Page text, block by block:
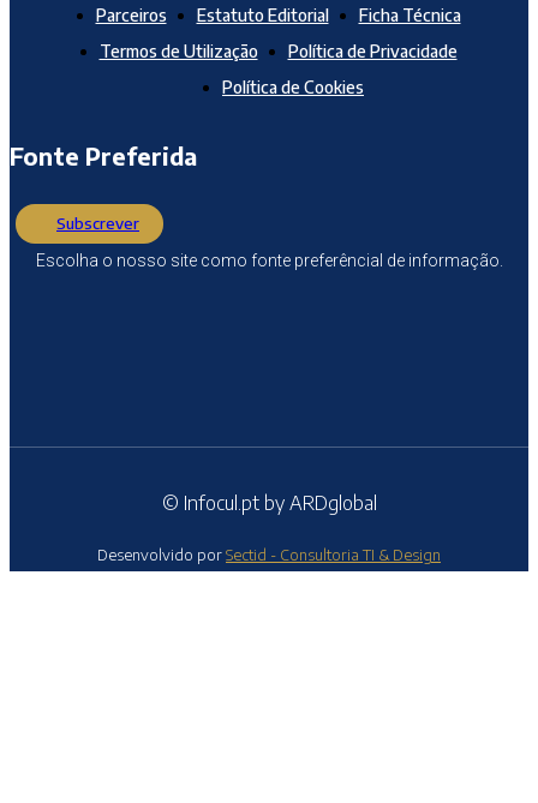
Parceiros Estatuto Editorial
Ficha Técnica
Termos de Utilização
Política de Privacidade
Política de Cookies
Fonte Preferida
Subscrever
Escolha o nosso site como fonte preferêncial de informação.
© Infocul.pt by ARDglobal
Desenvolvido porSectid - Consultoria TI & Design